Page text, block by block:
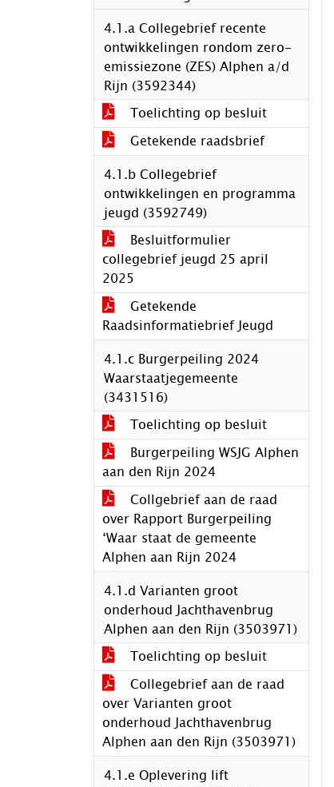
4.1.a Collegebrief recente
ontwikkelingen rondom zero-
emissiezone (ZES) Alphen a/d
Rijn (3592344)
Toelichting op besluit
Getekende raadsbrief
4.1.b Collegebrief
ontwikkelingen en programma
jeugd (3592749)
Besluitformulier
collegebrief jeugd 25 april
2025
Getekende
Raadsinformatiebrief Jeugd
4.1.c Burgerpeiling 2024
Waarstaatjegemeente
(3431516)
Toelichting op besluit
Burgerpeiling WSJG Alphen
aan den Rijn 2024
Collgebrief aan de raad
over Rapport Burgerpeiling
‘Waar staat de gemeente
Alphen aan Rijn 2024
4.1.d Varianten groot
onderhoud Jachthavenbrug
Alphen aan den Rijn (3503971)
Toelichting op besluit
Collegebrief aan de raad
over Varianten groot
onderhoud Jachthavenbrug
Alphen aan den Rijn (3503971)
4.1.e Oplevering lift